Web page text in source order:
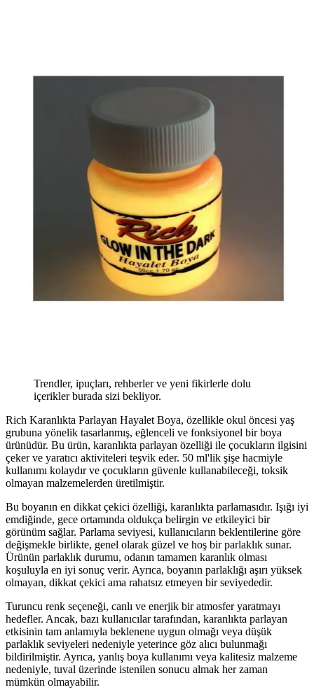
Trendler, ipuçları, rehberler ve yeni fikirlerle dolu
içerikler burada sizi bekliyor.
Rich Karanlıkta Parlayan Hayalet Boya, özellikle okul öncesi yaş
grubuna yönelik tasarlanmış, eğlenceli ve fonksiyonel bir boya
ürünüdür. Bu ürün, karanlıkta parlayan özelliği ile çocukların ilgisini
çeker ve yaratıcı aktiviteleri teşvik eder. 50 ml'lik şişe hacmiyle
kullanımı kolaydır ve çocukların güvenle kullanabileceği, toksik
olmayan malzemelerden üretilmiştir.
Bu boyanın en dikkat çekici özelliği, karanlıkta parlamasıdır. Işığı iyi
emdiğinde, gece ortamında oldukça belirgin ve etkileyici bir
görünüm sağlar. Parlama seviyesi, kullanıcıların beklentilerine göre
değişmekle birlikte, genel olarak güzel ve hoş bir parlaklık sunar.
Ürünün parlaklık durumu, odanın tamamen karanlık olması
koşuluyla en iyi sonuç verir. Ayrıca, boyanın parlaklığı aşırı yüksek
olmayan, dikkat çekici ama rahatsız etmeyen bir seviyededir.
Turuncu renk seçeneği, canlı ve enerjik bir atmosfer yaratmayı
hedefler. Ancak, bazı kullanıcılar tarafından, karanlıkta parlayan
etkisinin tam anlamıyla beklenene uygun olmağı veya düşük
parlaklık seviyeleri nedeniyle yeterince göz alıcı bulunmağı
bildirilmiştir. Ayrıca, yanlış boya kullanımı veya kalitesiz malzeme
nedeniyle, tuval üzerinde istenilen sonucu almak her zaman
mümkün olmayabilir.